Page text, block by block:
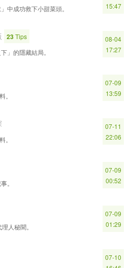
中成功救下小甜菜頭。
15:47
23Tips
」的隱藏結局。
08-04
17:27
。
07-09
13:59
。
07-11
22:06
。
07-09
00:52
人秘聞。
07-09
01:29
07-10